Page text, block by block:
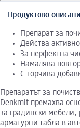
Продуктово
Препарат за
Действа
За перфектна
Намалява
С горчива
Препаратът за
Denkmit премахва
за градински мебели,
арматурни табла в